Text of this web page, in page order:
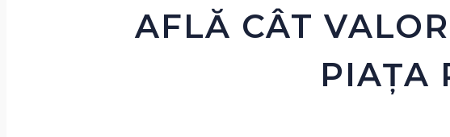
AFLĂ CÂT
PIAȚA